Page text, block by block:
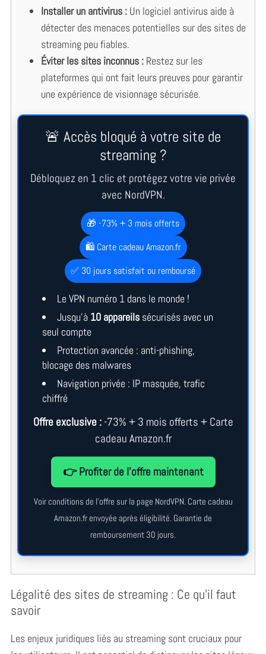
Installer un antivirus :Un logiciel antivirus aide à
détecter des menaces potentielles sur des sites de
streaming peu fiables.
Éviter les sites inconnus :Restez sur les
plateformes qui ont fait leurs preuves pour garantir
une expérience de visionnage sécurisée.
🚨 Accès bloqué à votre site de
streaming ?
Débloquez en 1 clic et protégez votre vie privée
avec NordVPN.
🎁 -73% + 3 mois offerts
🛍️ Carte cadeau Amazon.fr
✅ 30 jours satisfait ou remboursé
Le VPN numéro 1 dans le monde !
Jusqu’à 10 appareilssécurisés avec un
seul compte
Protection avancée : anti-phishing,
blocage des malwares
Navigation privée : IP masquée, trafic
chiffré
Offre exclusive :-73% + 3 mois offerts + Carte
cadeau Amazon.fr
👉 Profiter de l’offre maintenant
Voir conditions de l’offre sur la page NordVPN. Carte cadeau
Amazon.fr envoyée après éligibilité. Garantie de
remboursement 30 jours.
Légalité des sites de streaming : Ce qu’il faut
savoir
Les enjeux juridiques liés au streaming sont cruciaux pour